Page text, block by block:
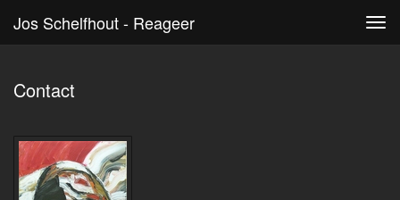
Jos Schelfhout - Reageer
Contact